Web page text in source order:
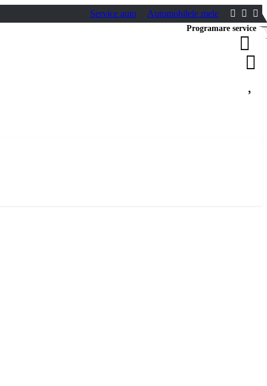
Service auto Automobilele mele
Programare service